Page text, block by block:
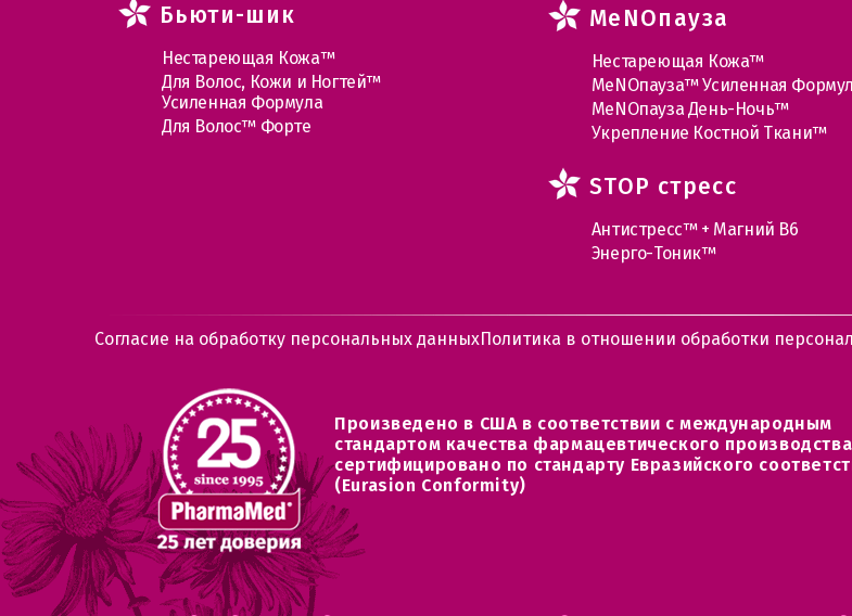
Бьюти-шик
Нестареющая Кожа™
Для Волос, Кожи и Ногтей™
Усиленная Формула
Для Волос™ Форте
MеNOпауза
Нестареющая Кожа™
МеNOпауза™ Усиленная
МеNOпауза День-Ночь™
Укрепление Костной Ткани™
STOP стресс
Антистресс™ + Магний В6
Энерго-Тоник™
Согласие на обработку персональных данныхПолитика в отношении обработки
Произведено в США в соответствии с международным
стандартом качества фармацевтического производства
сертифицировано по стандарту Евразийского
(Eurasion Conformity)